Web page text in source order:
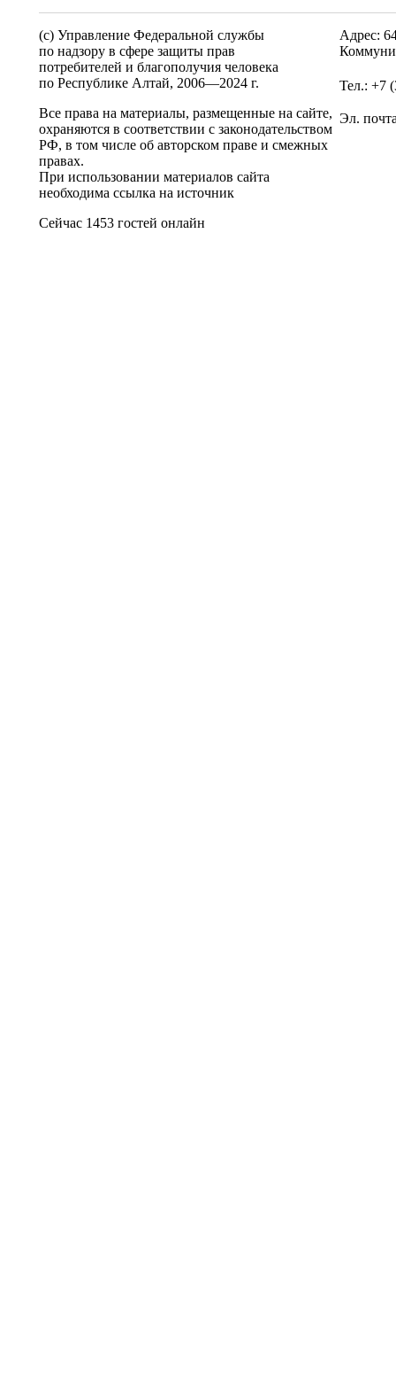
(c) Управление Федеральной службы
по надзору в сфере защиты прав
потребителей и благополучия человека
по Республике Алтай, 2006—2024 г.
Все права на материалы, размещенные на сайте,
охраняются в соответствии с законодательством
РФ, в том числе об авторском праве и смежных
правах.
При использовании материалов сайта
необходима ссылка на источник
Сейчас 1453 гостей онлайн
Адрес:
Тел.: +7
Эл.